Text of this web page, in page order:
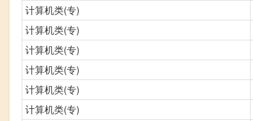
计算机类(专)
计算机类(专)
计算机类(专)
计算机类(专)
计算机类(专)
计算机类(专)